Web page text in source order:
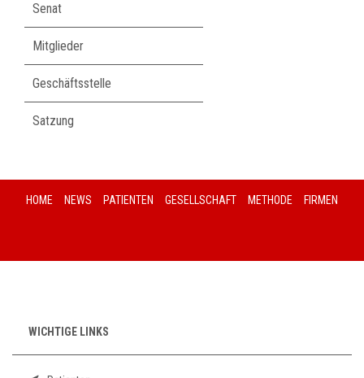
Senat
Mitglieder
Geschäftsstelle
Satzung
HOME NEWS PATIENTEN GESELLSCHAFT METHODE FIRMEN
WICHTIGE LINKS